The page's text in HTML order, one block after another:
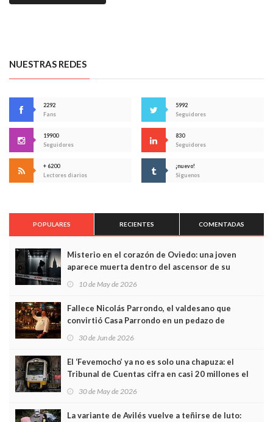
NUESTRAS REDES
2292
Fans
5992
Seguidores
19900
Seguidores
830
Seguidores
+ 6200
Lectores diarios
¡nuevo!
Síguenos
POPULARES RECIENTES COMENTADAS
Misterio en el corazón de Oviedo: una joven
aparece muerta dentro del ascensor de su
edificio y las cámaras captan sus últimos minutos
10 de May de 2026
Fallece Nicolás Parrondo, el valdesano que
convirtió Casa Parrondo en un pedazo de
Asturias en Madrid
30 de Jun de 2026
El ‘Fevemocho’ ya no es solo una chapuza: el
Tribunal de Cuentas cifra en casi 20 millones el
sobrecoste de los trenes que no cabían por los
30 de May de 2026
La variante de Avilés vuelve a teñirse de luto: